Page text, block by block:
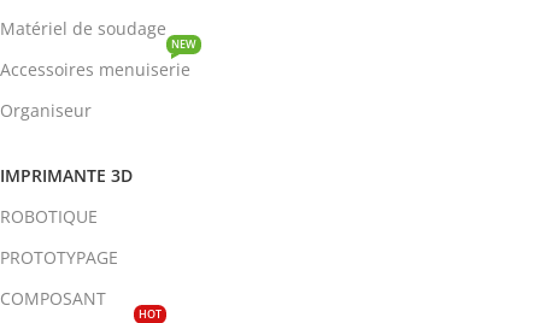
Matériel de soudage
Accessoires menuiserie
NEW
Organiseur
IMPRIMANTE 3D
ROBOTIQUE
PROTOTYPAGE
COMPOSANT
HOT